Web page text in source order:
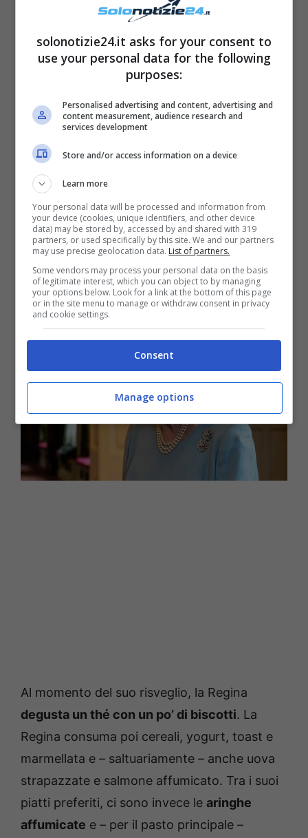
La sovrana abolisce inoltre alcuni tipi di cibi
come
riso, patate, pasta, aglio, cipolla,
scalogno, carne cruda, frutti di mare, foie
gras di oca o di anatra. La donna consuma
infatti sempre gli stessi piatti, che sono tutti a
chilometro zero: tra questi, c’è ad esempio la
selvaggina
(ma anche il noto pesce di Dover). Le
– che lei mangia alla fine di tutti i pasti –
vengono inoltre coltivate nell’orto di
Balmoral, mentre le pesche bianche nel
castello di Windsor. La frutta fuori stagione è
invece eliminata dalla suaalimentazione.
Al momento del suo risveglio, la Regina
degusta un thé con un po’ di biscotti. La
Regina consuma poi cereali, yogurt, toast e
marmellata e – saltuariamente – anche uova
strapazzate e salmone affumicato. Tra i suoi
piatti preferiti, ci sono invece le aringhe
affumicate e – per il pasto principale –
solonotizie24.it asks for your consent to
use your personal data for the following
purposes:
Personalised advertising and content, advertising and
content measurement, audience research and
services development
Store and/or access information on a device
Learn more
Your personal data will be processed and information from
your device (cookies, unique identifiers, and other device
data) may be stored by, accessed by and shared with 319
partners, or used specifically by this site. We and our partners
may use precise geolocation data. List of partners.
Some vendors may process your personal data on the basis
of legitimate interest, which you can object to by managing
your options below. Look for a link at the bottom of this page
or in the site menu to manage or withdraw consent in privacy
and cookie settings.
Consent
Manage options